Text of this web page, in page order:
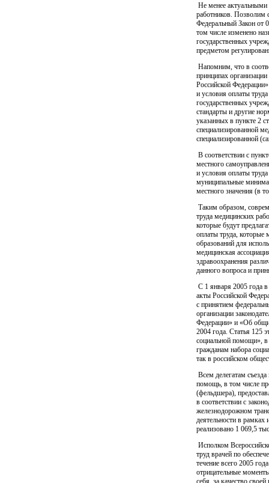
Не менее актуальными
работников. Позволим
Федеральный Закон от
том числе изменено
государственных
предметом
Напомним, что в
принципах
Российской
и условия оплаты
государственных
стандарты и другие
указанных в пункте 2
специализированной
специализированной
В соответствии с
местного
и условия оплаты
муниципальные
местного значения (в
Таким образом,
труда медицинских
которые будут
оплаты труда, которые
образований для
медицинская
здравоохранения
данного вопроса и
С 1 января 2005 года
акты Российской
с принятием
организации
Федерации» и «Об
2004 года. Статья 125
социальной помощи», в
гражданам набора
так в российском
Всем делегатам
помощь, в том числе
(фельдшера),
в соответствии с
железнодорожном
деятельности в рамках
реализовано 1 069,5
Исполком
труд врачей по
течение всего 2005
отрицательные
себя, за качество